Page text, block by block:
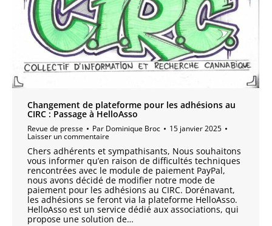
Changement de plateforme pour les adhésions au
CIRC : Passage à HelloAsso
Revue de presse Par Dominique Broc 15 janvier 2025
Laisser un commentaire
Chers adhérents et sympathisants, Nous souhaitons
vous informer qu’en raison de difficultés techniques
rencontrées avec le module de paiement PayPal,
nous avons décidé de modifier notre mode de
paiement pour les adhésions au CIRC. Dorénavant,
les adhésions se feront via la plateforme HelloAsso.
HelloAsso est un service dédié aux associations, qui
propose une solution de…